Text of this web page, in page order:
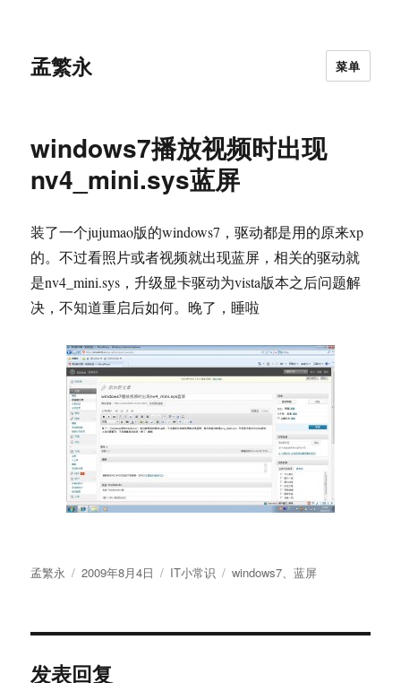
孟繁永 菜单
windows7播放视频时出现
nv4_mini.sys蓝屏
装了一个jujumao版的windows7，驱动都是用的原来xp
的。不过看照片或者视频就出现蓝屏，相关的驱动就
是nv4_mini.sys，升级显卡驱动为vista版本之后问题解
决，不知道重启后如何。晚了，睡啦
作
孟繁永
发
2009年8月4日
分
IT小常识
标
windows7、蓝屏
发表回复